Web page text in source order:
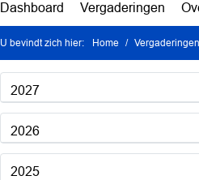
Dashboard Vergaderingen
U bevindt zich hier: Home Vergaderingen
2027
2026
2025